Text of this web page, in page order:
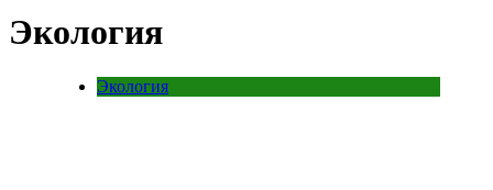
Экология
Экология